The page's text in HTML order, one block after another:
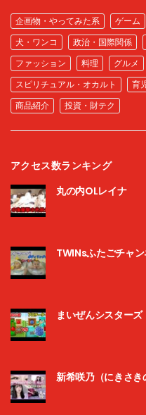
企画物・やってみた系 ゲーム
犬・ワンコ
政治・国際関係
ファッション
料理 グルメ
スピリチュアル・オカルト
育
商品紹介
投資・財テク
アクセス数ランキング
丸の内OLレイナ
TWINsふたごチャ
まいぜんシスターズ
新希咲乃（にきさき